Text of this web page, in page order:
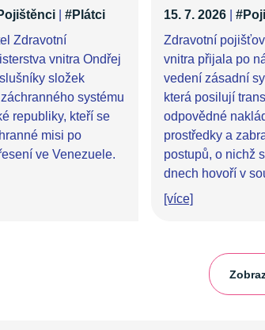
#Plátci
Zdravotní
vnitra Ondřej
složek
systému
republiky, kteří se
misi po
ve Venezuele.
15. 7. 2026
Zdravotní
vnitra přijala po
vedení zásadní
která posilují
odpovědné
prostředky a
postupů, o nichž
dnech hovoří v
[více]